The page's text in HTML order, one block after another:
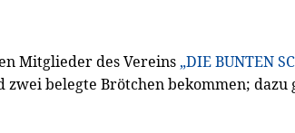
Mitglieder des Vereins „DIE BUNTEN
zwei belegte Brötchen bekommen;